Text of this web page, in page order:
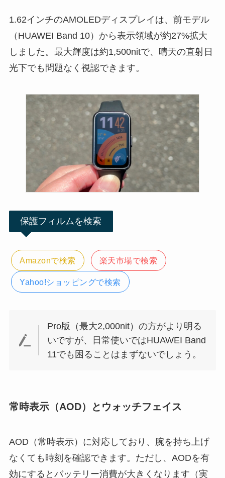
1.62インチのAMOLEDディスプレイは、前モデル
（HUAWEI Band 10）から表示領域が約27%拡大
しました。最大輝度は約1,500nitで、晴天の直射日
光下でも問題なく視認できます。
保護フィルムを検索
Amazonで検索 楽天市場で検索
Yahoo!ショッピングで検索
Pro版（最大2,000nit）の方がより明る
いですが、日常使いではHUAWEI Band
11でも困ることはまずないでしょう。
常時表示（AOD）とウォッチフェイス
AOD（常時表示）に対応しており、腕を持ち上げ
なくても時刻を確認できます。ただし、AODを有
効にするとバッテリー消費が大きくなります（実